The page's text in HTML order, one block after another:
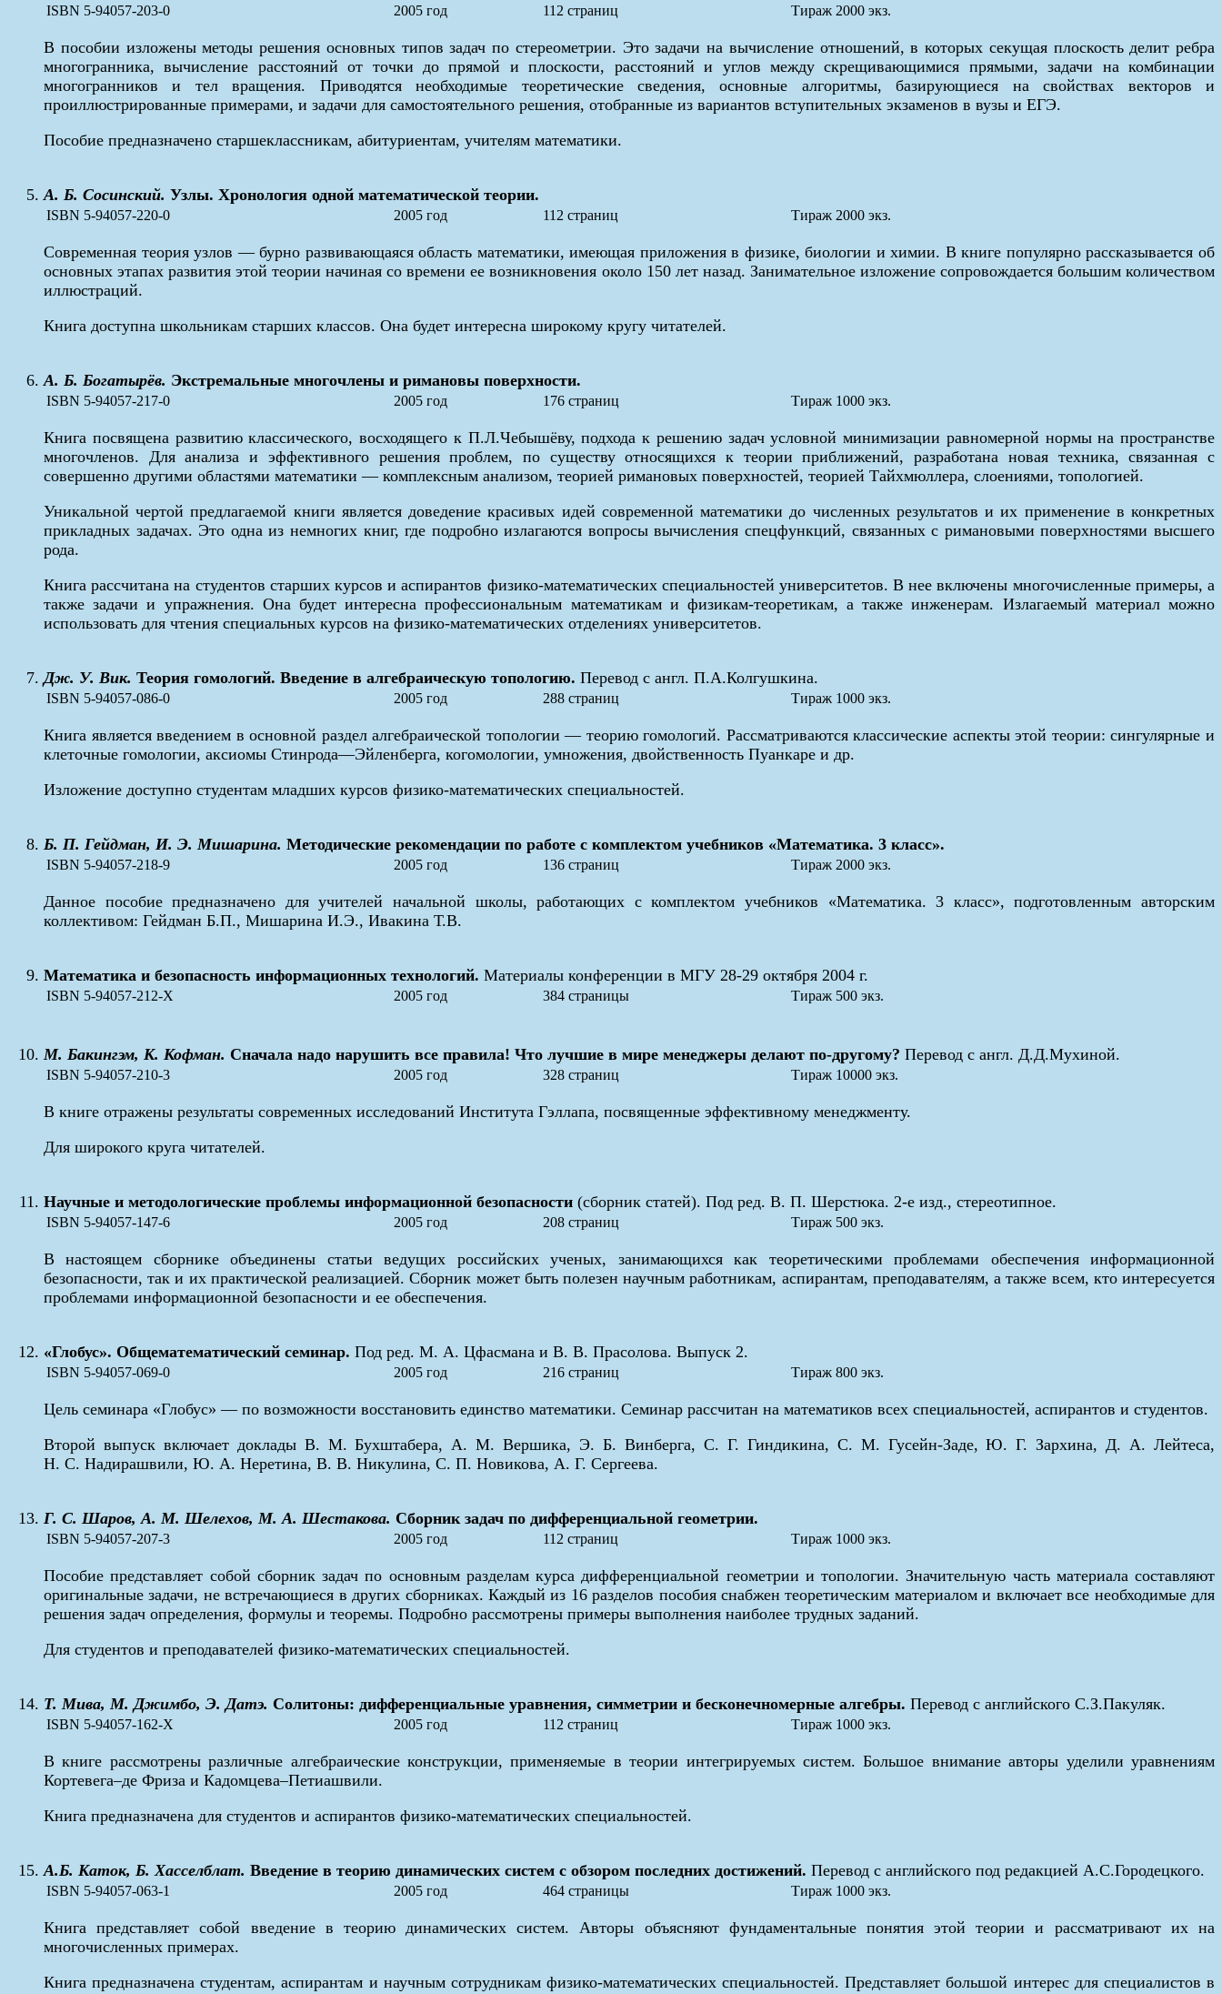
ISBN 5-94057-203-0 2005 год 112 страниц Тираж 2000 экз.
В пособии изложены методы решения основных типов задач по стереометрии. Это задачи на вычисление отношений, в которых секущая плоскость делит ребра
многогранника, вычисление расстояний от точки до прямой и плоскости, расстояний и углов между скрещивающимися прямыми, задачи на комбинации
многогранников и тел вращения. Приводятся необходимые теоретические сведения, основные алгоритмы, базирующиеся на свойствах векторов и
проиллюстрированные примерами, и задачи для самостоятельного решения, отобранные из вариантов вступительных экзаменов в вузы и ЕГЭ.
Пособие предназначено старшеклассникам, абитуриентам, учителям математики.
А. Б. Сосинский. Узлы. Хронология одной математической теории.
ISBN 5-94057-220-0 2005 год 112 страниц Тираж 2000 экз.
Современная теория узлов — бурно развивающаяся область математики, имеющая приложения в физике, биологии и химии. В книге популярно рассказывается об
основных этапах развития этой теории начиная со времени ее возникновения около 150 лет назад. Занимательное изложение сопровождается большим количеством
иллюстраций.
Книга доступна школьникам старших классов. Она будет интересна широкому кругу читателей.
А. Б. Богатырёв. Экстремальные многочлены и римановы поверхности.
ISBN 5-94057-217-0 2005 год 176 страниц Тираж 1000 экз.
Книга посвящена развитию классического, восходящего к П.Л.Чебышёву, подхода к решению задач условной минимизации равномерной нормы на пространстве
многочленов. Для анализа и эффективного решения проблем, по существу относящихся к теории приближений, разработана новая техника, связанная с
совершенно другими областями математики — комплексным анализом, теорией римановых поверхностей, теорией Тайхмюллера, слоениями, топологией.
Уникальной чертой предлагаемой книги является доведение красивых идей современной математики до численных результатов и их применение в конкретных
прикладных задачах. Это одна из немногих книг, где подробно излагаются вопросы вычисления спецфункций, связанных с римановыми поверхностями высшего
рода.
Книга рассчитана на студентов старших курсов и аспирантов физико-математических специальностей университетов. В нее включены многочисленные примеры, а
также задачи и упражнения. Она будет интересна профессиональным математикам и физикам-теоретикам, а также инженерам. Излагаемый материал можно
использовать для чтения специальных курсов на физико-математических отделениях университетов.
Дж. У. Вик. Теория гомологий. Введение в алгебраическую топологию. Перевод с англ. П.А.Колгушкина.
ISBN 5-94057-086-0 2005 год 288 страниц Тираж 1000 экз.
Книга является введением в основной раздел алгебраической топологии — теорию гомологий. Рассматриваются классические аспекты этой теории: сингулярные и
клеточные гомологии, аксиомы Стинрода—Эйленберга, когомологии, умножения, двойственность Пуанкаре и др.
Изложение доступно студентам младших курсов физико-математических специальностей.
Б. П. Гейдман, И. Э. Мишарина. Методические рекомендации по работе с комплектом учебников «Математика. 3 класс».
ISBN 5-94057-218-9 2005 год 136 страниц Тираж 2000 экз.
Данное пособие предназначено для учителей начальной школы, работающих с комплектом учебников «Математика. 3 класс», подготовленным авторским
коллективом: Гейдман Б.П., Мишарина И.Э., Ивакина Т.В.
Математика и безопасность информационных технологий. Материалы конференции в МГУ 28-29 октября 2004 г.
ISBN 5-94057-212-X 2005 год 384 страницы Тираж 500 экз.
М. Бакингэм, К. Кофман. Сначала надо нарушить все правила! Что лучшие в мире менеджеры делают по-другому? Перевод с англ. Д.Д.Мухиной.
ISBN 5-94057-210-3 2005 год 328 страниц Тираж 10000 экз.
В книге отражены результаты современных исследований Института Гэллапа, посвященные эффективному менеджменту.
Для широкого круга читателей.
Научные и методологические проблемы информационной безопасности (сборник статей). Под ред. В. П. Шерстюка. 2-е изд., стереотипное.
ISBN 5-94057-147-6 2005 год 208 страниц Тираж 500 экз.
В настоящем сборнике объединены статьи ведущих российских ученых, занимающихся как теоретическими проблемами обеспечения информационной
безопасности, так и их практической реализацией. Сборник может быть полезен научным работникам, аспирантам, преподавателям, а также всем, кто интересуется
проблемами информационной безопасности и ее обеспечения.
«Глобус». Общематематический семинар. Под ред. М. А. Цфасмана и В. В. Прасолова. Выпуск 2.
ISBN 5-94057-069-0 2005 год 216 страниц Тираж 800 экз.
Цель семинара «Глобус» — по возможности восстановить единство математики. Семинар рассчитан на математиков всех специальностей, аспирантов и студентов.
Второй выпуск включает доклады В. М. Бухштабера, А. М. Вершика, Э. Б. Винберга, С. Г. Гиндикина, С. М. Гусейн-Заде, Ю. Г. Зархина, Д. А. Лейтеса,
Н. С. Надирашвили, Ю. А. Неретина, В. В. Никулина, С. П. Новикова, А. Г. Сергеева.
Г. С. Шаров, А. М. Шелехов, М. А. Шестакова. Сборник задач по дифференциальной геометрии.
ISBN 5-94057-207-3 2005 год 112 страниц Тираж 1000 экз.
Пособие представляет собой сборник задач по основным разделам курса дифференциальной геометрии и топологии. Значительную часть материала составляют
оригинальные задачи, не встречающиеся в других сборниках. Каждый из 16 разделов пособия снабжен теоретическим материалом и включает все необходимые для
решения задач определения, формулы и теоремы. Подробно рассмотрены примеры выполнения наиболее трудных заданий.
Для студентов и преподавателей физико-математических специальностей.
Т. Мива, М. Джимбо, Э. Датэ. Солитоны: дифференциальные уравнения, симметрии и бесконечномерные алгебры. Перевод с английского С.З.Пакуляк.
ISBN 5-94057-162-X 2005 год 112 страниц Тираж 1000 экз.
В книге рассмотрены различные алгебраические конструкции, применяемые в теории интегрируемых систем. Большое внимание авторы уделили уравнениям
Кортевега–де Фриза и Кадомцева–Петиашвили.
Книга предназначена для студентов и аспирантов физико-математических специальностей.
А.Б. Каток, Б. Хасселблат. Введение в теорию динамических систем с обзором последних достижений. Перевод с английского под редакцией А.С.Городецкого.
ISBN 5-94057-063-1 2005 год 464 страницы Тираж 1000 экз.
Книга представляет собой введение в теорию динамических систем. Авторы объясняют фундаментальные понятия этой теории и рассматривают их на
многочисленных примерах.
Книга предназначена студентам, аспирантам и научным сотрудникам физико-математических специальностей. Представляет большой интерес для специалистов в